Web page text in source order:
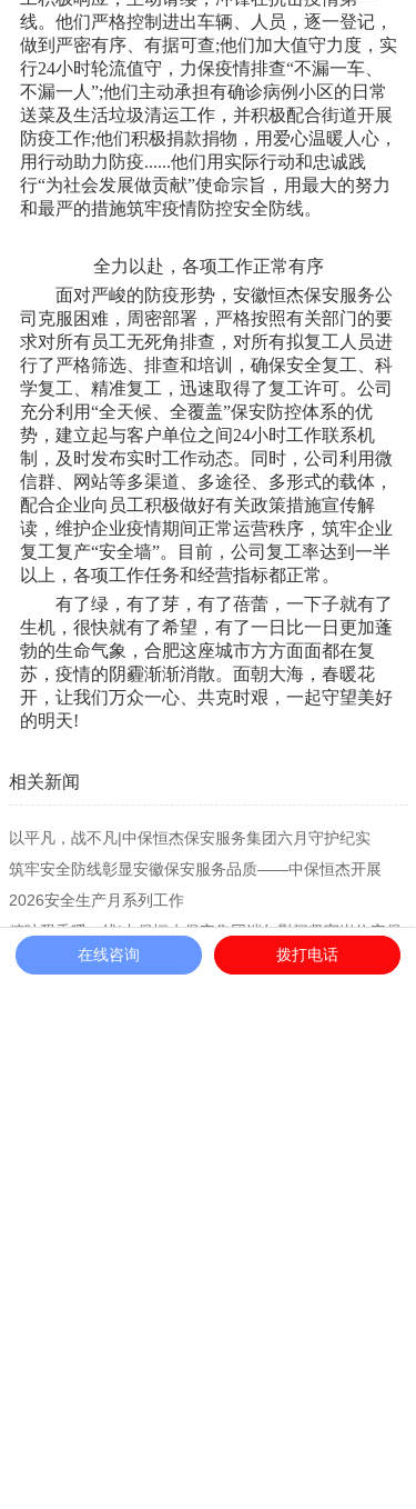
线。他们严格控制进出车辆、人员，逐一登记，
做到严密有序、有据可查;他们加大值守力度，实
行24小时轮流值守，力保疫情排查“不漏一车、
不漏一人”;他们主动承担有确诊病例小区的日常
送菜及生活垃圾清运工作，并积极配合街道开展
防疫工作;他们积极捐款捐物，用爱心温暖人心，
用行动助力防疫......他们用实际行动和忠诚践
行“为社会发展做贡献”使命宗旨，用最大的努力
和最严的措施筑牢疫情防控安全防线。
全力以赴，各项工作正常有序
面对严峻的防疫形势，安徽恒杰保安服务公
司克服困难，周密部署，严格按照有关部门的要
求对所有员工无死角排查，对所有拟复工人员进
行了严格筛选、排查和培训，确保安全复工、科
学复工、精准复工，迅速取得了复工许可。公司
充分利用“全天候、全覆盖”保安防控体系的优
势，建立起与客户单位之间24小时工作联系机
制，及时发布实时工作动态。同时，公司利用微
信群、网站等多渠道、多途径、多形式的载体，
配合企业向员工积极做好有关政策措施宣传解
读，维护企业疫情期间正常运营秩序，筑牢企业
复工复产“安全墙”。目前，公司复工率达到一半
以上，各项工作任务和经营指标都正常。
有了绿，有了芽，有了蓓蕾，一下子就有了
生机，很快就有了希望，有了一日比一日更加蓬
勃的生命气象，合肥这座城市方方面面都在复
苏，疫情的阴霾渐渐消散。面朝大海，春暖花
开，让我们万众一心、共克时艰，一起守望美好
的明天!
相关新闻
以平凡，战不凡|中保恒杰保安服务集团六月守护纪实
筑牢安全防线彰显安徽保安服务品质——中保恒杰开展
2026安全生产月系列工作
粽叶飘香暖一线|中保恒杰保安集团端午慰问坚守岗位安保
人员，初心守护平安
在线咨询 拨打电话